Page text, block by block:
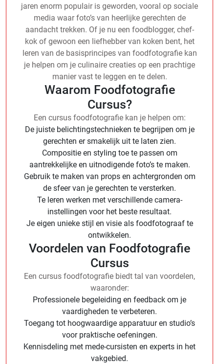
jaren enorm populair is geworden, vooral op sociale
media waar foto’s van heerlijke gerechten de
aandacht trekken. Of je nu een foodblogger, chef-
kok of gewoon een liefhebber van koken bent, het
leren van de basisprincipes van foodfotografie kan
je helpen om je culinaire creaties op een prachtige
manier vast te leggen en te delen.
Waarom Foodfotografie
Cursus?
Een cursus foodfotografie kan je helpen om:
De juiste belichtingstechnieken te begrijpen om je
gerechten er smakelijk uit te laten zien.
Compositie en styling toe te passen om
aantrekkelijke en uitnodigende foto’s te maken.
Gebruik te maken van props en achtergronden om
de sfeer van je gerechten te versterken.
Te leren werken met verschillende camera-
instellingen voor het beste resultaat.
Je eigen unieke stijl en visie als foodfotograaf te
ontwikkelen.
Voordelen van Foodfotografie
Cursus
Een cursus foodfotografie biedt tal van voordelen,
waaronder:
Professionele begeleiding en feedback om je
vaardigheden te verbeteren.
Toegang tot hoogwaardige apparatuur en studio’s
voor praktische oefeningen.
Kennisdeling met mede-cursisten en experts in het
vakgebied.